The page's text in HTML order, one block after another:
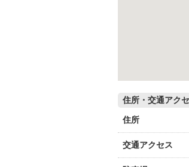
住所・交通アク
住所
交通アクセス